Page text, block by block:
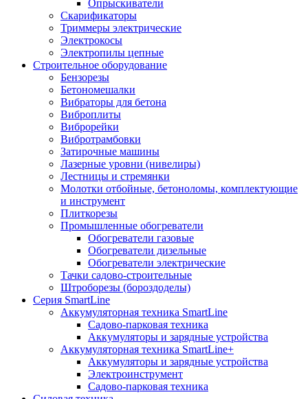
Опрыскиватели
Скарификаторы
Триммеры электрические
Электрокосы
Электропилы цепные
Строительное оборудование
Бензорезы
Бетономешалки
Вибраторы для бетона
Виброплиты
Виброрейки
Вибротрамбовки
Затирочные машины
Лазерные уровни (нивелиры)
Лестницы и стремянки
Молотки отбойные, бетоноломы, комплектующие
и инструмент
Плиткорезы
Промышленные обогреватели
Обогреватели газовые
Обогреватели дизельные
Обогреватели электрические
Тачки садово-строительные
Штроборезы (бороздоделы)
Серия SmartLine
Аккумуляторная техника SmartLine
Садово-парковая техника
Аккумуляторы и зарядные устройства
Аккумуляторная техника SmartLine+
Аккумуляторы и зарядные устройства
Электроинструмент
Садово-парковая техника